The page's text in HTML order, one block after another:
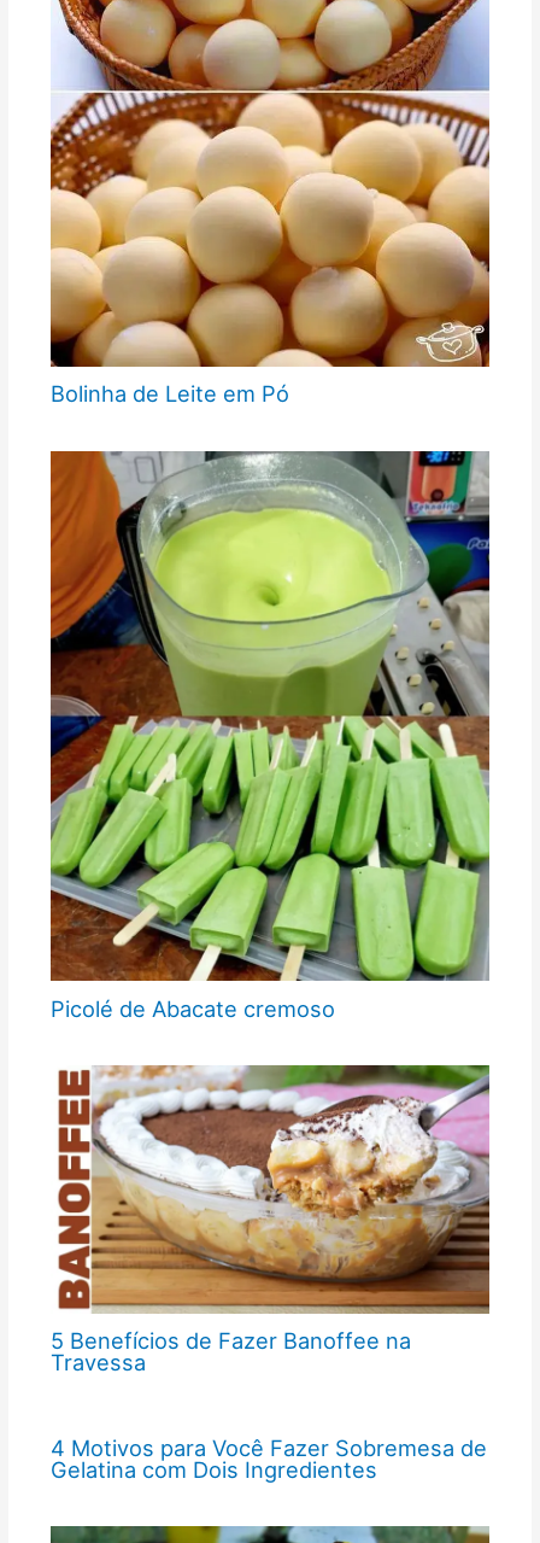
Bolinha de Leite em Pó
Picolé de Abacate cremoso
5 Benefícios de Fazer Banoffee na
Travessa
4 Motivos para Você Fazer Sobremesa de
Gelatina com Dois Ingredientes